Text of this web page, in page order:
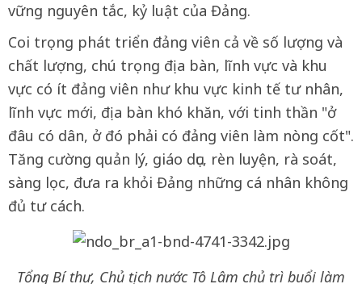
vững nguyên tắc, kỷ luật của Đảng.
Coi trọng phát triển đảng viên cả về số lượng và
chất lượng, chú trọng địa bàn, lĩnh vực và khu
vực có ít đảng viên như khu vực kinh tế tư nhân,
lĩnh vực mới, địa bàn khó khăn, với tinh thần "ở
đâu có dân, ở đó phải có đảng viên làm nòng cốt".
Tăng cường quản lý, giáo dục, rèn luyện, rà soát,
sàng lọc, đưa ra khỏi Đảng những cá nhân không
đủ tư cách.
Tổng Bí thư, Chủ tịch nước Tô Lâm chủ trì buổi làm